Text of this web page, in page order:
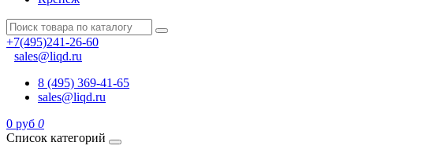
+7(495)241-26-60
sales@liqd.ru
8 (495) 369-41-65
sales@liqd.ru
0 руб 0
Список категорий